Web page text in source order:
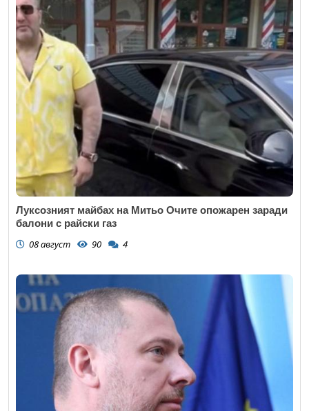
Луксозният майбах на Митьо Очите опожарен заради
балони с райски газ
08 август 90 4